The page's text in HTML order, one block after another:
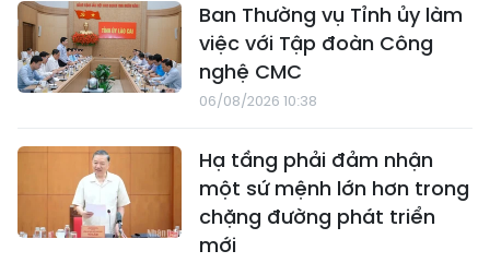
Ban Thường vụ Tỉnh ủy làm
việc với Tập đoàn Công
nghệ CMC
06/08/2026 10:38
Hạ tầng phải đảm nhận
một sứ mệnh lớn hơn trong
chặng đường phát triển
mới